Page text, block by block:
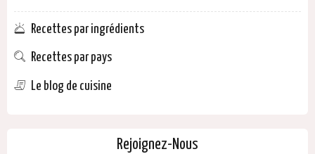
Recettes par ingrédients
Recettes par pays
Le blog de cuisine
Rejoignez-Nous